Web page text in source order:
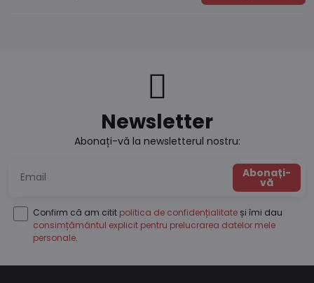
Newsletter
Abonați-vă la newsletterul nostru:
Abonați-
vă
Confirm că am citit politica de confidențialitate și îmi dau
consimțământul explicit pentru prelucrarea datelor mele
personale.